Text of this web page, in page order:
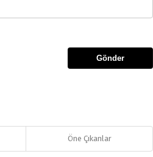
Gönder
Öne Çıkanlar